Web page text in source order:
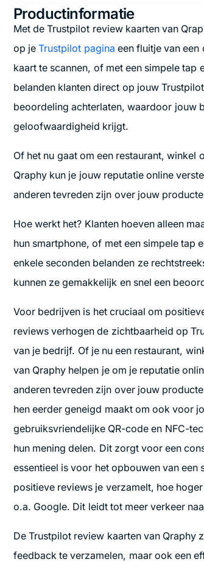
Productinformatie
Met de Trustpilot review kaarten van
op jeTrustpilot pagina een fluitje van
kaart te scannen, of met een simpele tap
belanden klanten direct op jouw
beoordeling achterlaten, waardoor jouw
geloofwaardigheid krijgt.
Of het nu gaat om een restaurant,
Qraphy kun je jouw reputatie online
anderen tevreden zijn over jouw
Hoe werkt het? Klanten hoeven alleen
hun smartphone, of met een simpele tap
enkele seconden belanden ze
kunnen ze gemakkelijk en snel een
Voor bedrijven is het cruciaal om
reviews verhogen de zichtbaarheid op
van je bedrijf. Of je nu een restaurant,
van Qraphy helpen je om je reputatie
anderen tevreden zijn over jouw
hen eerder geneigd maakt om ook voor
gebruiksvriendelijke QR-code en NFC-
hun mening delen. Dit zorgt voor een
essentieel is voor het opbouwen van
positieve reviews je verzamelt, hoe
o.a. Google. Dit leidt tot meer verkeer
De Trustpilot review kaarten van Qraphy
feedback te verzamelen, maar ook een